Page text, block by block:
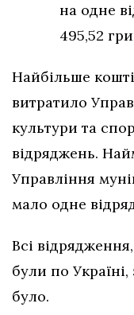
на одне
495,52
Найбільше
витратило
культури та
відряджень.
Управління
мало одне
Всі
були по
було.